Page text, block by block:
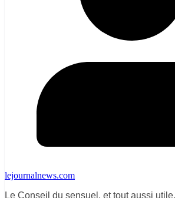
lejournalnews.com
Le Conseil du sensuel, et tout aussi